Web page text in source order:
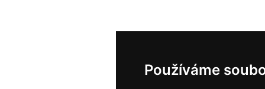
Používáme